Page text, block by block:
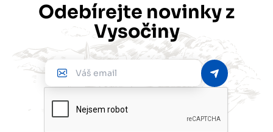
Odebírejte novinky z
Vysočiny